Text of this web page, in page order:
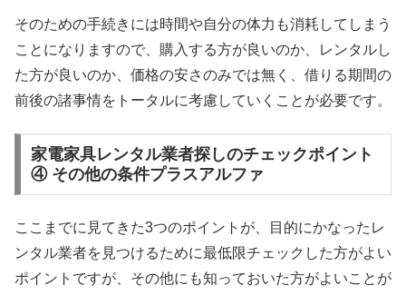
そのための手続きには時間や自分の体力も消耗してしまう
ことになりますので、購入する方が良いのか、レンタルし
た方が良いのか、価格の安さのみでは無く、借りる期間の
前後の諸事情をトータルに考慮していくことが必要です。
家電家具レンタル業者探しのチェックポイント
④ その他の条件プラスアルファ
ここまでに見てきた3つのポイントが、目的にかなったレ
ンタル業者を見つけるために最低限チェックした方がよい
ポイントですが、その他にも知っておいた方がよいことが